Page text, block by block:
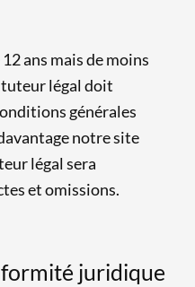
ans mais de moins
tuteur légal doit
générales
notre site
légal sera
et omissions.
juridique